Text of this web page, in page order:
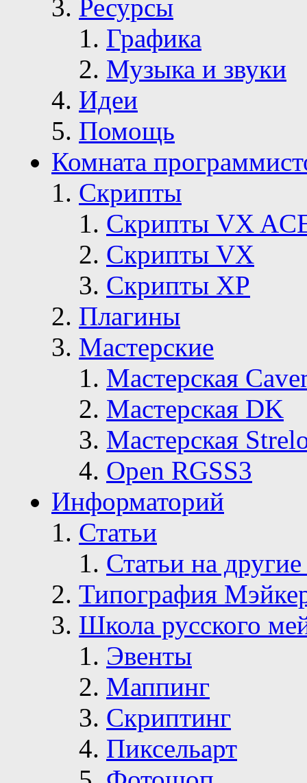
Ресурсы
Графика
Музыка и звуки
Идеи
Помощь
Комната
Скрипты
Скрипты VX
Скрипты VX
Скрипты ХР
Плагины
Мастерские
Мастерская
Мастерская DK
Мастерская
Open RGSS3
Информаторий
Статьи
Статьи на
Типография
Школа русского
Эвенты
Маппинг
Скриптинг
Пиксельарт